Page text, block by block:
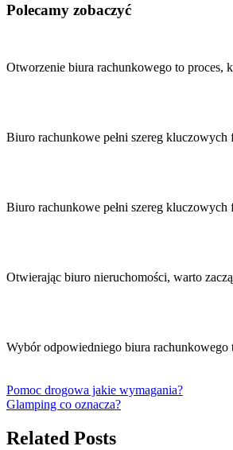
Polecamy zobaczyć
Otworzenie biura rachunkowego to proces,
Biuro rachunkowe pełni szereg
Biuro rachunkowe pełni szereg
Otwierając biuro nieruchomości, warto
Wybór odpowiedniego biura
wpisu
Pomoc drogowa jakie wymagania?
Glamping co oznacza?
Related Posts